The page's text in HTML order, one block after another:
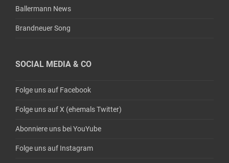
Ballermann News
Brandneuer Song
SOCIAL MEDIA & CO
Folge uns auf Facebook
Folge uns auf X (ehemals Twitter)
Abonniere uns bei YouYube
Folge uns auf Instagram